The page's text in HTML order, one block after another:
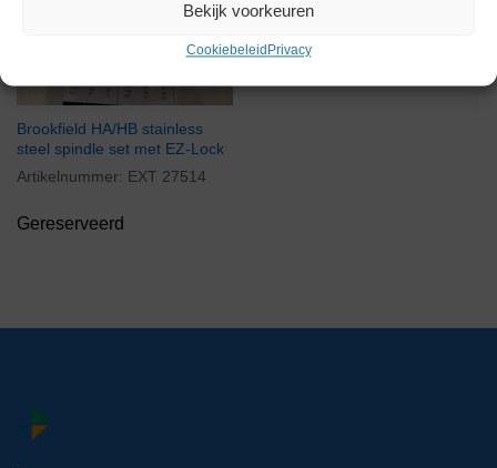
Bekijk voorkeuren
Cookiebeleid Privacy
Brookfield HA/HB stainless
steel spindle set met EZ-Lock
Artikelnummer: EXT 27514
Gereserveerd